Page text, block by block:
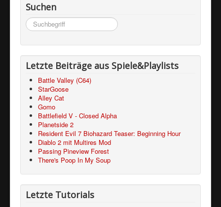
Suchen
Suchen
...
Letzte Beiträge aus Spiele&Playlists
Battle Valley (C64)
StarGoose
Alley Cat
Gomo
Battlefield V - Closed Alpha
Planetside 2
Resident Evil 7 Biohazard Teaser: Beginning Hour
Diablo 2 mit Multires Mod
Passing Pineview Forest
There's Poop In My Soup
Letzte Tutorials